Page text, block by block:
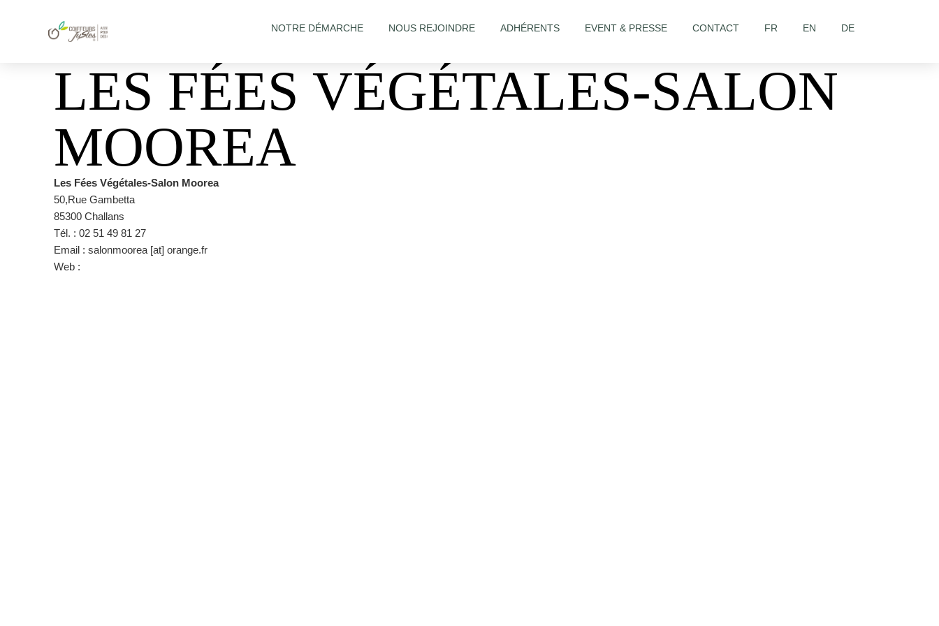
NOTRE DÉMARCHE NOUS REJOINDRE ADHÉRENTS EVENT & PRESSE CONTACT FR EN DE
LES FÉES VÉGÉTALES-SALON
MOOREA
Les Fées Végétales-Salon Moorea
50,Rue Gambetta
85300 Challans
Tél. : 02 51 49 81 27
Email : salonmoorea [at] orange.fr
Web :